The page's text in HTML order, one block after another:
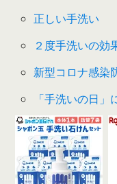
正しい手洗い
２度手洗いの効
新型コロナ感染
「手洗いの日